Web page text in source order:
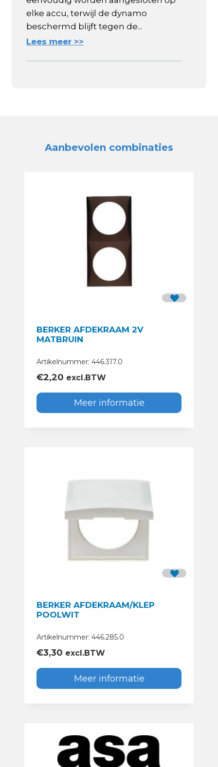
elke accu, terwijl de dynamo
beschermd blijft tegen de...
Lees meer >>
Aanbevolen combinaties
BERKER AFDEKRAAM 2V
MATBRUIN
Artikelnummer: 446.317.0
€2,20 excl.BTW
Meer informatie
BERKER AFDEKRAAM/KLEP
POOLWIT
Artikelnummer: 446.285.0
€3,30 excl.BTW
Meer informatie